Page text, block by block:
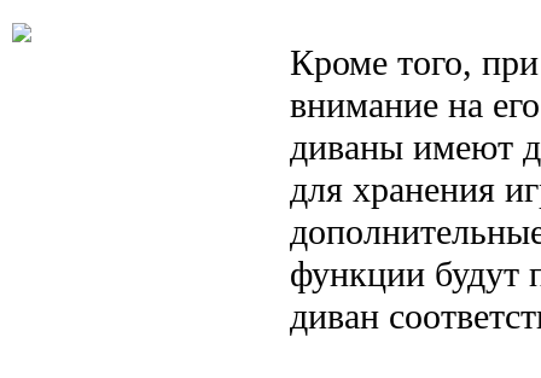
Кроме того, при
внимание на
диваны имеют
для хранения
функции будут
диван